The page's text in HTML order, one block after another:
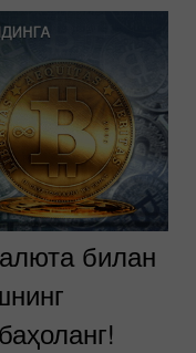
билан